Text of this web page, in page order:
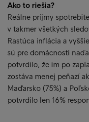
Ako to riešia?
Reálne príjmy
v takmer všetkých
Rastúca inflácia a
sú pre domácnosti
potvrdilo, že im po
zostáva menej peňazí
Maďarsko (75%) a
potvrdilo len 16%